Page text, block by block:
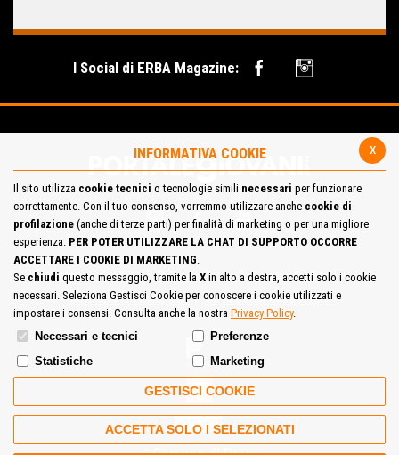
I Social di ERBA Magazine:
Mappa del Sito Privacy Policy
Cookie Policy
Contatta la redazione
Cosa pensi del portale
x
INFORMATIVA COOKIE
Il sito utilizza cookie tecnici o tecnologie simili necessari per funzionare
correttamente. Con il tuo consenso, vorremmo utilizzare anche cookie di
profilazione (anche di terze parti) per finalità di marketing o per una migliore
esperienza. PER POTER UTILIZZARE LA CHAT DI SUPPORTO OCCORRE
ACCETTARE I COOKIE DI MARKETING.
Se chiudi questo messaggio, tramite la X in alto a destra, accetti solo i cookie
necessari. Seleziona Gestisci Cookie per conoscere i cookie utilizzati e
impostare i consensi. Consulta anche la nostra Privacy Policy.
Necessari e tecnici
Preferenze
Statistiche
Marketing
GESTISCI COOKIE
ACCETTA SOLO I SELEZIONATI